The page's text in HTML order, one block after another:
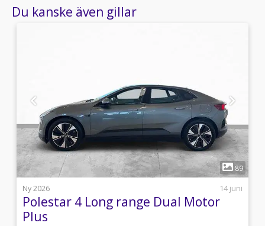
Du kanske även gillar
1
89
Ny 2026
14 juni
Polestar 4 Long range Dual Motor
Plus